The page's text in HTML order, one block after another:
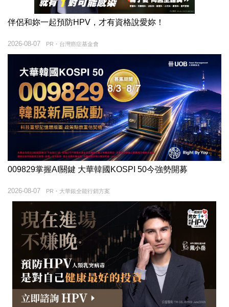
伴侶和妳一起預防HPV，才有資格說愛妳！
PR・台灣癌症基金會
2026-08-07
009829掌握AI關鍵 大華韓國KOSPI 50今強勢開募
PR・大華銀全能行銷方案
2026-08-07